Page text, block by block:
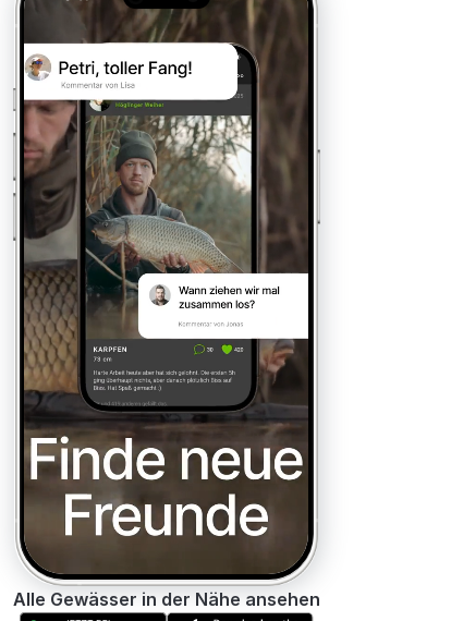
Alle Gewässer in der Nähe ansehen